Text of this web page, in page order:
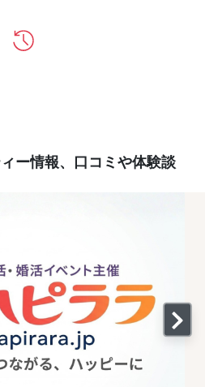
ー情報、口コミや体験談